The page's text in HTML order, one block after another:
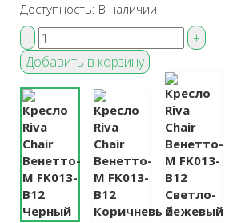
Доступность: В наличии